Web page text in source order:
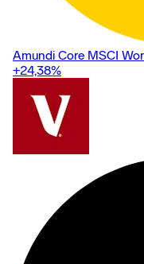
Amundi Core MSCI
+24,38%